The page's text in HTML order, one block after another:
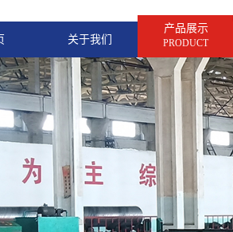
关于我们
产品展示
PRODUCT